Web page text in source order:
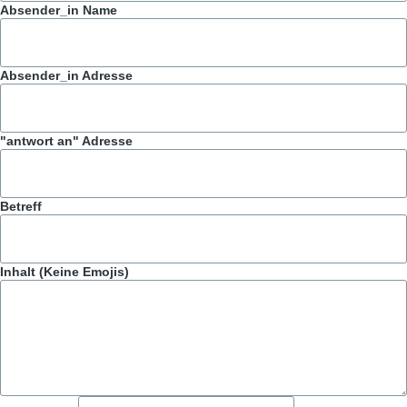
Absender_in Name
Absender_in Adresse
"antwort an" Adresse
Betreff
Inhalt (Keine Emojis)